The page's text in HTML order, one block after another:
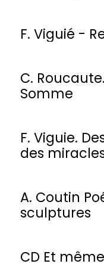
F. Viguié -
C.
Somme
F. Viguie.
des
A. Coutin
sculptures
CD Et